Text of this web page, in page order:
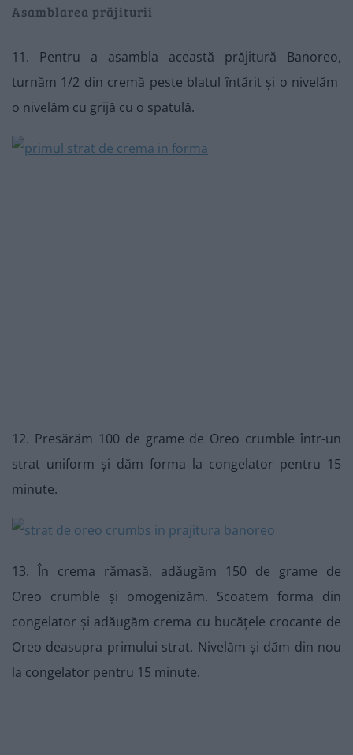
Asamblarea prăjiturii
11. Pentru a asambla această prăjitură Banoreo,
turnăm 1/2 din cremă peste blatul întărit și o nivelăm
o nivelăm cu grijă cu o spatulă.
12. Presărăm 100 de grame de Oreo crumble într-un
strat uniform și dăm forma la congelator pentru 15
minute.
13. În crema rămasă, adăugăm 150 de grame de
Oreo crumble și omogenizăm. Scoatem forma din
congelator și adăugăm crema cu bucățele crocante de
Oreo deasupra primului strat. Nivelăm și dăm din nou
la congelator pentru 15 minute.